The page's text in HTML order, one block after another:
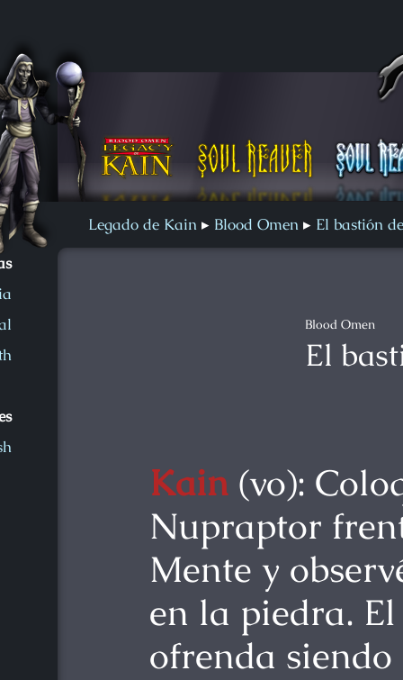
Reaver Soul Reaver 2 Blood Omen 2
Legado de Kain Blood Omen
El bastión
Blood Omen
El
Kain (vo):
Nupraptor
Mente y
en la piedra.
ofrenda